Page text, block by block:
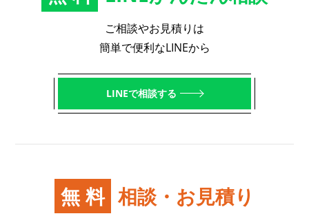
ご相談やお見積りは
簡単で便利なLINEから
LINEで相談する
無料 相談・お見積り